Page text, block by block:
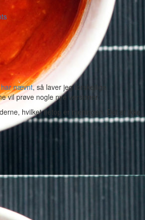
har nævnt, så laver jeg forskellige
vil prøve nogle nye versioner.
hvilket netop er meningen. Det er ikke